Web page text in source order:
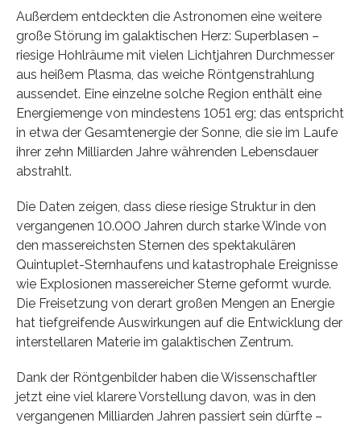
Außerdem entdeckten die Astronomen eine weitere
große Störung im galaktischen Herz: Superblasen –
riesige Hohlräume mit vielen Lichtjahren Durchmesser
aus heißem Plasma, das weiche Röntgenstrahlung
aussendet. Eine einzelne solche Region enthält eine
Energiemenge von mindestens 1051 erg; das entspricht
in etwa der Gesamtenergie der Sonne, die sie im Laufe
ihrer zehn Milliarden Jahre währenden Lebensdauer
abstrahlt.
Die Daten zeigen, dass diese riesige Struktur in den
vergangenen 10.000 Jahren durch starke Winde von
den massereichsten Sternen des spektakulären
Quintuplet-Sternhaufens und katastrophale Ereignisse
wie Explosionen massereicher Sterne geformt wurde.
Die Freisetzung von derart großen Mengen an Energie
hat tiefgreifende Auswirkungen auf die Entwicklung der
interstellaren Materie im galaktischen Zentrum.
Dank der Röntgenbilder haben die Wissenschaftler
jetzt eine viel klarere Vorstellung davon, was in den
vergangenen Milliarden Jahren passiert sein dürfte –